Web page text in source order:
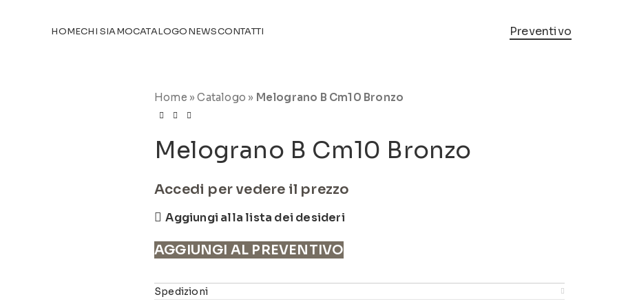
HOMECHI SIAMOCATALOGONEWSCONTATTI Preventivo
Home »Catalogo » Melograno B Cm10 Bronzo
Melograno B Cm10 Bronzo
Accedi per vedere il prezzo
Aggiungi alla lista dei desideri
AGGIUNGI AL PREVENTIVO
Spedizioni